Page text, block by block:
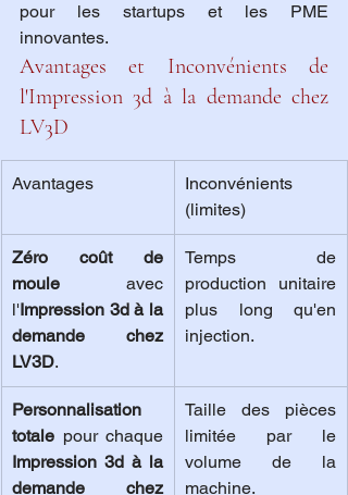
pour les startups et les PME
innovantes.
Avantages et Inconvénients de
l'Impression 3d à la demande chez
LV3D
Avantages
Inconvénients
(limites)
Zéro coût de
moule avec
l'Impression 3d à la
demande chez
LV3D.
Temps de
production unitaire
plus long qu'en
injection.
Personnalisation
totale
Impression 3d à la
demande chez
Taille des pièces
limitée par le
volume de la
machine.